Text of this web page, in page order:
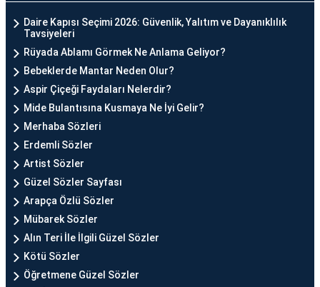
Daire Kapısı Seçimi 2026: Güvenlik, Yalıtım ve Dayanıklılık
Tavsiyeleri
Rüyada Ablamı Görmek Ne Anlama Geliyor?
Bebeklerde Mantar Neden Olur?
Aspir Çiçeği Faydaları Nelerdir?
Mide Bulantısına Kusmaya Ne İyi Gelir?
Merhaba Sözleri
Erdemli Sözler
Artist Sözler
Güzel Sözler Sayfası
Arapça Özlü Sözler
Mübarek Sözler
Alın Teri İle İlgili Güzel Sözler
Kötü Sözler
Öğretmene Güzel Sözler